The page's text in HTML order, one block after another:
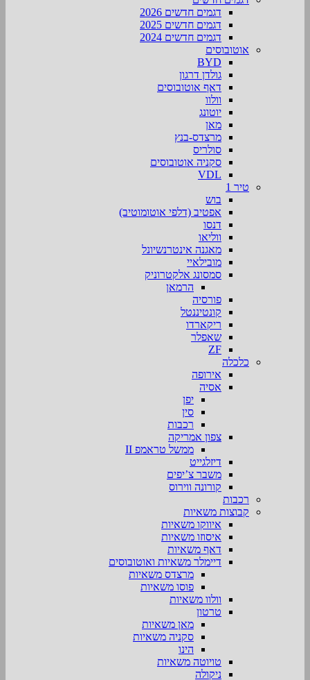
דגמים חדשים 2026
דגמים חדשים 2025
דגמים חדשים 2024
אוטובוסים
BYD
גולדן דרגון
דאף אוטובוסים
וולוו
יוטונג
מאן
מרצדס-בנץ
סולריס
סקניה אוטובוסים
VDL
טיר 1
בוש
אפטיב (דלפי אוטומוטיב)
דנסו
ווליאו
מאגנה אינטרנשיונל
מובילאיי
סמסונג אלקטרוניק
הרמאן
פורסיה
קונטיננטל
ריקארדו
שאפלר
ZF
כלכלה
אירופה
אסיה
יפן
סין
רכבות
צפון אמריקה
ממשל טראמפ II
דיזלגייט
משבר צ’יפים
קורונה ווירוס
רכבות
קבוצות משאיות
איווקו משאיות
איסוזו משאיות
דאף משאיות
דיימלר משאיות ואוטובוסים
מרצדס משאיות
פוסו משאיות
וולוו משאיות
טרטון
מאן משאיות
סקניה משאיות
הינו
טויוטה משאיות
ניקולה